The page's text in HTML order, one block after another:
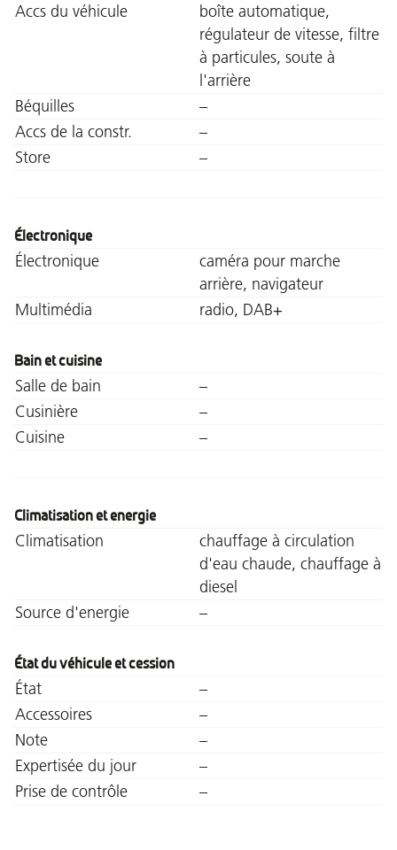
Accs du véhicule
boîte automatique,
régulateur de vitesse, filtre
à particules, soute à
l'arrière
Béquilles
–
Accs de la constr.
–
Store
–
Électronique
Électronique
caméra pour marche
arrière, navigateur
Multimédia
radio, DAB+
Bain et cuisine
Salle de bain
–
Cusinière
–
Cuisine
–
Climatisation et energie
Climatisation
chauffage à circulation
d'eau chaude, chauffage à
diesel
Source d'energie
–
État du véhicule et cession
État
–
Accessoires
–
Note
–
Expertisée du jour
–
Prise de contrôle
–